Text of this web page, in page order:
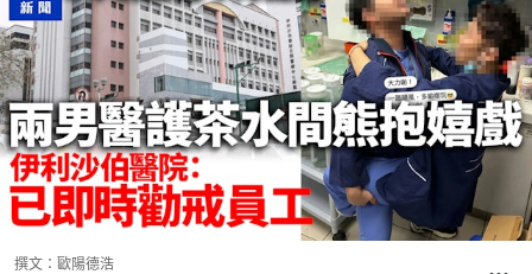
撰文： 歐陽德浩